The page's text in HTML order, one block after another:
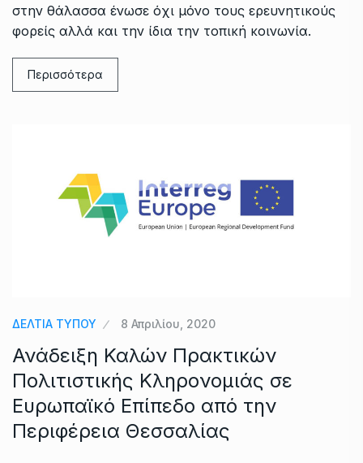
στην θάλασσα ένωσε όχι μόνο τους ερευνητικούς
φορείς αλλά και την ίδια την τοπική κοινωνία.
Περισσότερα
ΔΕΛΤΙΑ ΤΥΠΟΥ 8 Απριλίου, 2020
Ανάδειξη Καλών Πρακτικών
Πολιτιστικής Κληρονομιάς σε
Ευρωπαϊκό Επίπεδο από την
Περιφέρεια Θεσσαλίας